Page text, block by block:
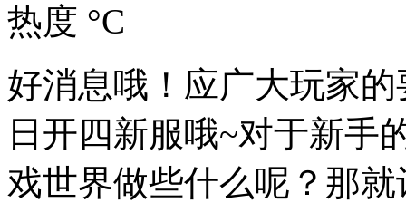
热度 °C
好消息哦！应广大玩家
日开四新服哦~对于新手
戏世界做些什么呢？那